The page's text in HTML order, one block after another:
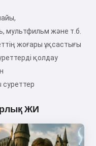
мультфильм және т.б.
жоғары ұқсастығы
қолдау
ЖИ